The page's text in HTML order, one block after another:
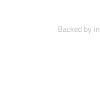
Backed by